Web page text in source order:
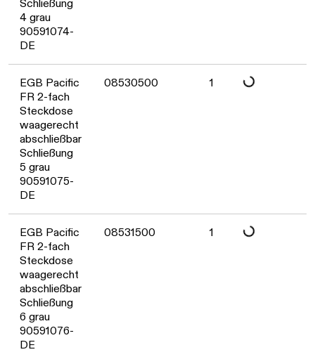
Schließung
4 grau
90591074-
DE
EGB Pacific
FR 2-fach
Steckdose
waagerecht
abschließbar
Schließung
5 grau
90591075-
DE
08530500 1
EGB Pacific
FR 2-fach
Steckdose
waagerecht
abschließbar
Schließung
6 grau
90591076-
DE
08531500 1